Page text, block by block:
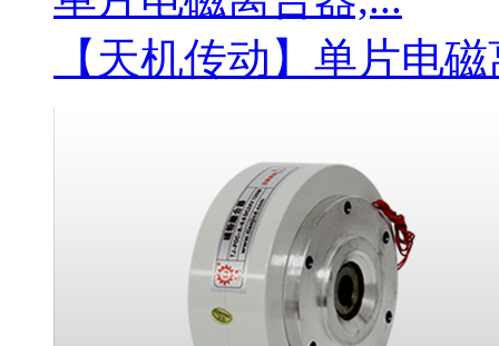
【天机传动】单片电